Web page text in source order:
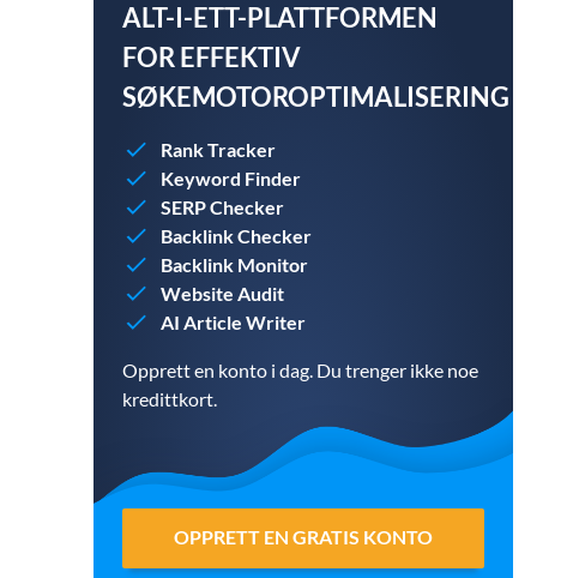
ALT-I-ETT-PLATTFORMEN
FOR EFFEKTIV
SØKEMOTOROPTIMALISERING
Rank Tracker
Keyword Finder
SERP Checker
Backlink Checker
Backlink Monitor
Website Audit
AI Article Writer
Opprett en konto i dag. Du trenger ikke noe
kredittkort.
OPPRETT EN GRATIS KONTO